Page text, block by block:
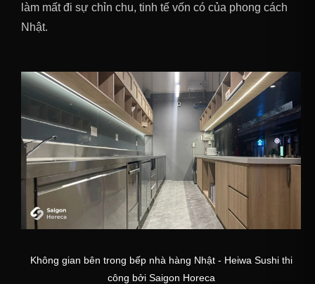
làm mất đi sự chỉn chu, tinh tế vốn có của phong cách
Nhật.
Không gian bên trong bếp nhà hàng Nhật - Heiwa Sushi thi
công bởi Saigon Horeca